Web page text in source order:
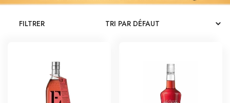
CATALOGUES
MAGASINS
SE CONNECTER
FILTRER